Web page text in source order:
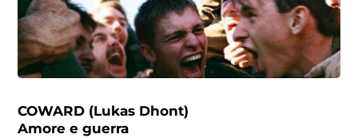
COWARD (Lukas Dhont)
Amore e guerra